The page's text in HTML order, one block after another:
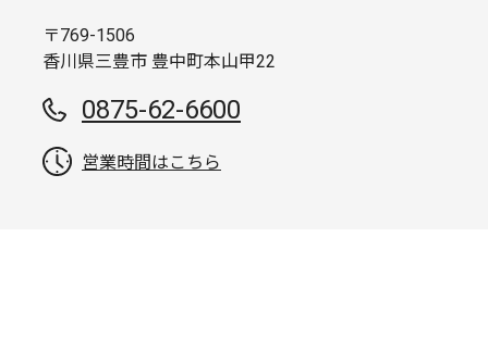
〒769-1506
香川県三豊市 豊中町本山甲22
0875-62-6600
営業時間はこちら